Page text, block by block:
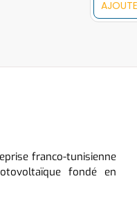
franco-tunisienne
fondé en